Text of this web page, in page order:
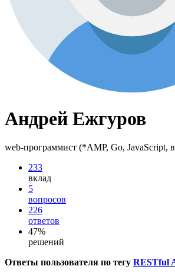
Андрей Ежгуров
web-программист (*AMP, Go, JavaScript,
233
вклад
5
вопросов
226
ответов
47%
решений
Ответы пользователя по тегу RESTful